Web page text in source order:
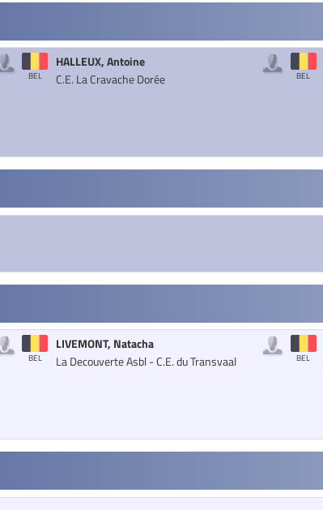
BEL
HALLEUX, Antoine
C.E. La Cravache Dorée
BEL
BEL
LIVEMONT, Natacha
La Decouverte Asbl - C.E. du Transvaal
BEL